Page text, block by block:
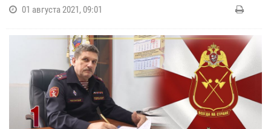
01 августа 2021, 09:01